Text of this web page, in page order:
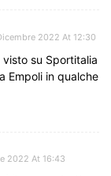
2022 At 12:30
su Sportitalia
Empoli in qualche
2022 At 16:43